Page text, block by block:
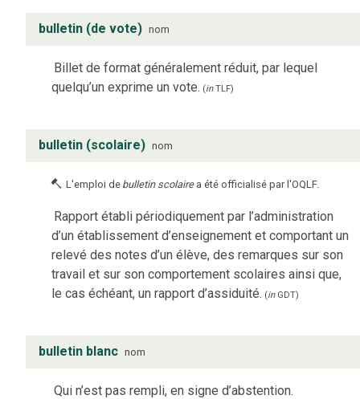
bulletin (de vote) nom
Billet de format généralement réduit, par lequel
quelqu’un exprime un vote. (inTLF)
bulletin (scolaire) nom
L'emploi de bulletin scolaire a été officialisé par l'OQLF.
Rapport établi périodiquement par l’administration
d’un établissement d’enseignement et comportant un
relevé des notes d’un élève, des remarques sur son
travail et sur son comportement scolaires ainsi que,
le cas échéant, un rapport d’assiduité. (inGDT)
bulletin blanc nom
Qui n’est pas rempli, en signe d’abstention.